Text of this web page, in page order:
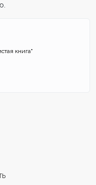
книга"